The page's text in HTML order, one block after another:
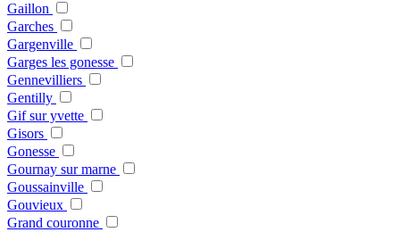
Gaillon
Garches
Gargenville
Garges les gonesse
Gennevilliers
Gentilly
Gif sur yvette
Gisors
Gonesse
Gournay sur marne
Goussainville
Gouvieux
Grand couronne